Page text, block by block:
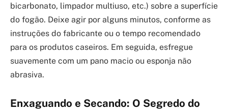
bicarbonato, limpador multiuso, etc.) sobre a superfície
do fogão. Deixe agir por alguns minutos, conforme as
instruções do fabricante ou o tempo recomendado
para os produtos caseiros. Em seguida, esfregue
suavemente com um pano macio ou esponja não
abrasiva.
Enxaguando e Secando: O Segredo do